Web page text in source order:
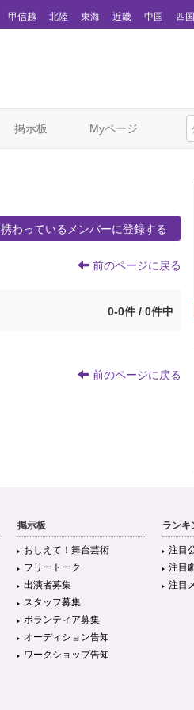
甲信越 北陸 東海 近畿 中国 四国
掲示板 Myページ
携わっているメンバーに登録する
前のページに戻る
0-0件 / 0件中
前のページに戻る
掲示板
おしえて！舞台芸術
フリートーク
出演者募集
スタッフ募集
ボランティア募集
オーディション告知
ワークショップ告知
ランキ
注目
注目
注目